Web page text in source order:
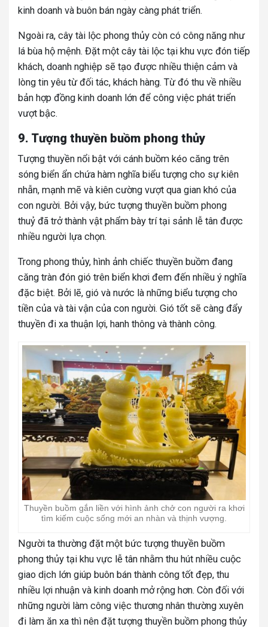
kinh doanh và buôn bán ngày càng phát triển.
Ngoài ra, cây tài lộc phong thủy còn có công năng như
lá bùa hộ mệnh. Đặt một cây tài lộc tại khu vực đón tiếp
khách, doanh nghiệp sẽ tạo được nhiều thiện cảm và
lòng tin yêu từ đối tác, khách hàng. Từ đó thu về nhiều
bản hợp đồng kinh doanh lớn để công việc phát triển
vượt bậc.
9. Tượng thuyền buồm phong thủy
Tượng thuyền nổi bật với cánh buồm kéo căng trên
sóng biển ẩn chứa hàm nghĩa biểu tượng cho sự kiên
nhẫn, mạnh mẽ và kiên cường vượt qua gian khó của
con người. Bởi vậy, bức tượng thuyền buồm phong
thuỷ đã trở thành vật phẩm bày trí tại sảnh lễ tân được
nhiều người lựa chọn.
Trong phong thủy, hình ảnh chiếc thuyền buồm đang
căng tràn đón gió trên biển khơi đem đến nhiều ý nghĩa
đặc biệt. Bởi lẽ, gió và nước là những biểu tượng cho
tiền của và tài vận của con người. Gió tốt sẽ càng đẩy
thuyền đi xa thuận lợi, hanh thông và thành công.
Thuyền buồm gắn liền với hình ảnh chở con người ra khơi
tìm kiếm cuộc sống mới an nhàn và thịnh vượng.
Người ta thường đặt một bức tượng thuyền buồm
phong thủy tại khu vực lễ tân nhằm thu hút nhiều cuộc
giao dịch lớn giúp buôn bán thành công tốt đẹp, thu
nhiều lợi nhuận và kinh doanh mở rộng hơn. Còn đối với
những người làm công việc thương nhân thường xuyên
đi làm ăn xa thì nên đặt tượng thuyền buồm phong thủy